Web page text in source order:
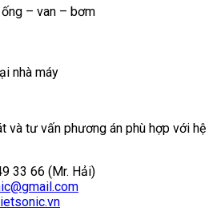
– van – bơm
nhà máy
và tư vấn phương án phù hợp với hệ
33 66 (Mr. Hải)